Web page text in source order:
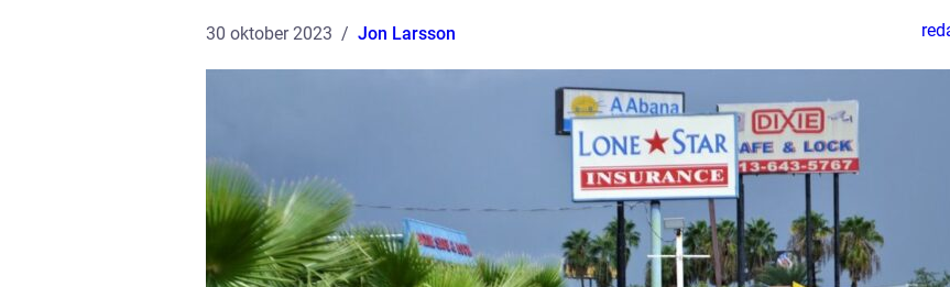
30 oktober 2023 Jon Larsson